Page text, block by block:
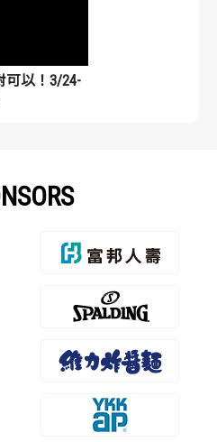
可以！3/24-